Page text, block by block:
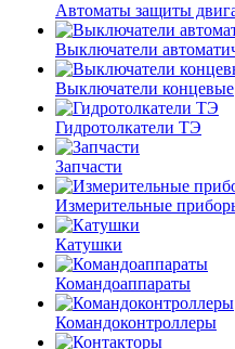
Автоматы защиты
Выключатели
Выключатели концевые
Гидротолкатели ТЭ
Запчасти
Измерительные
Катушки
Командоаппараты
Командоконтроллеры